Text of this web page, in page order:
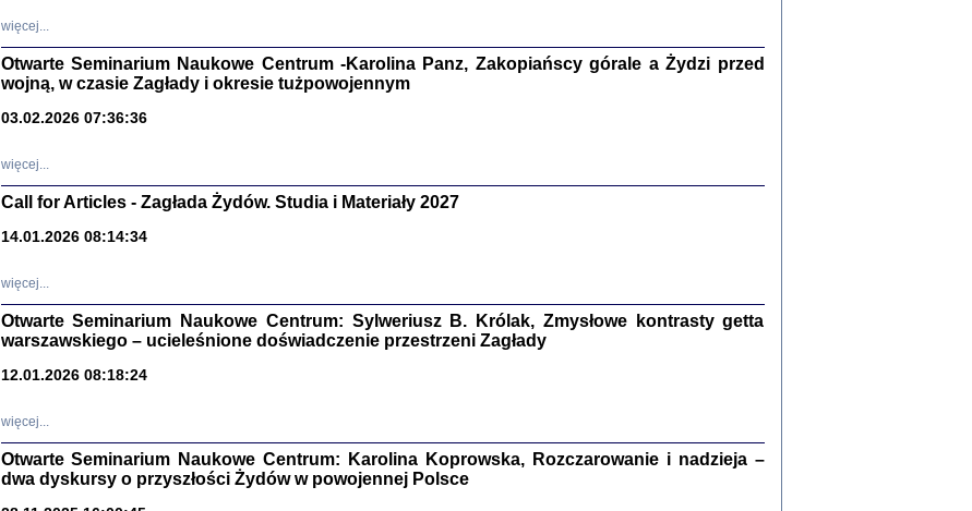
Zagłada Żydów.
Sewek Okonowski, oprac. Marta Janczewska
Warszawa 2020
PISZĄCY TE SŁOWA JEST PRACOWNIKIEM
GETTOWEJ INSTYTUCJI ...
'z Dziennika' i inne pisma z łódzkiego getta
Józef Zelkowicz, tłum. z jidysz, oprac. i wstęp. Monika Polit
więcej...
Otwarte Seminarium Naukowe Centrum -Karolina Panz, Zakopiańscy górale a Żydzi przed
wojną, w czasie Zagłady i okresie tużpowojennym
03.02.2026 07:36:36
więcej...
Call for Articles - Zagłada Żydów. Studia i Materiały 2027
14.01.2026 08:14:34
więcej...
Otwarte Seminarium Naukowe Centrum: Sylweriusz B. Królak, Zmysłowe kontrasty getta
warszawskiego – ucieleśnione doświadczenie przestrzeni Zagłady
12.01.2026 08:18:24
więcej...
Otwarte Seminarium Naukowe Centrum: Karolina Koprowska, Rozczarowanie i nadzieja –
dwa dyskursy o przyszłości Żydów w powojennej Polsce